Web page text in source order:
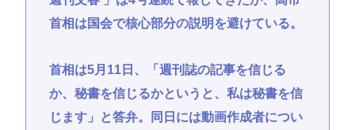
首相は国会で核心部分の説明を避けている。
首相は5月11日、「週刊誌の記事を信じる
か、秘書を信じるかというと、私は秘書を信
じます」と答弁。同日には動画作成者につい